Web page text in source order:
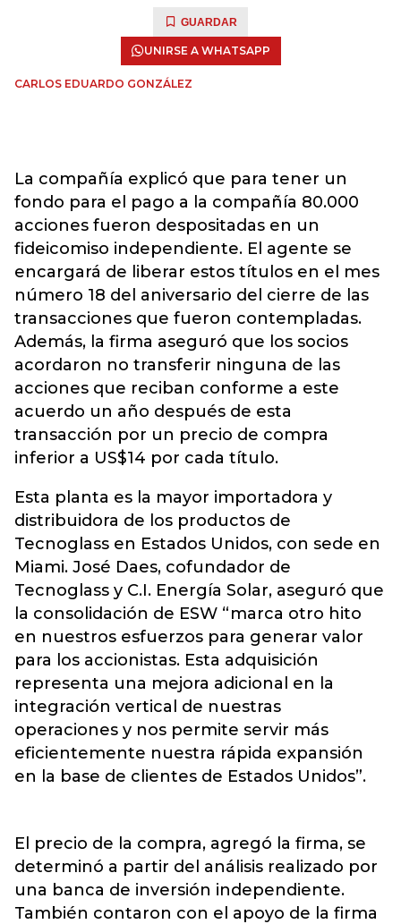
GUARDAR
UNIRSE A WHATSAPP
CARLOS EDUARDO GONZÁLEZ
La compañía explicó que para tener un
fondo para el pago a la compañía 80.000
acciones fueron despositadas en un
fideicomiso independiente. El agente se
encargará de liberar estos títulos en el mes
número 18 del aniversario del cierre de las
transacciones que fueron contempladas.
Además, la firma aseguró que los socios
acordaron no transferir ninguna de las
acciones que reciban conforme a este
acuerdo un año después de esta
transacción por un precio de compra
inferior a US$14 por cada título.
Esta planta es la mayor importadora y
distribuidora de los productos de
Tecnoglass en Estados Unidos, con sede en
Miami. José Daes, cofundador de
Tecnoglass y C.I. Energía Solar, aseguró que
la consolidación de ESW “marca otro hito
en nuestros esfuerzos para generar valor
para los accionistas. Esta adquisición
representa una mejora adicional en la
integración vertical de nuestras
operaciones y nos permite servir más
eficientemente nuestra rápida expansión
en la base de clientes de Estados Unidos”.
El precio de la compra, agregó la firma, se
determinó a partir del análisis realizado por
una banca de inversión independiente.
También contaron con el apoyo de la firma